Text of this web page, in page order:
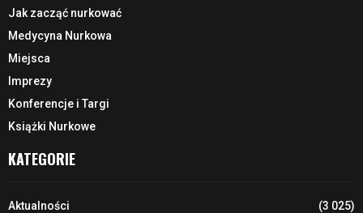
Jak zacząć nurkować
Medycyna Nurkowa
Miejsca
Imprezy
Konferencje i Targi
Książki Nurkowe
KATEGORIE
Aktualności
(3 025)